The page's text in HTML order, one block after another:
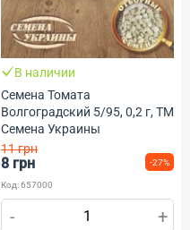
В наличии
Семена Томата
Волгоградский 5/95, 0,2 г, ТМ
Семена Украины
11 грн
8 грн -27%
Код: 657000
- +